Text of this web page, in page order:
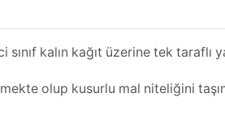
sınıf kalın kağıt üzerine tek taraflı
olup kusurlu mal niteliğini